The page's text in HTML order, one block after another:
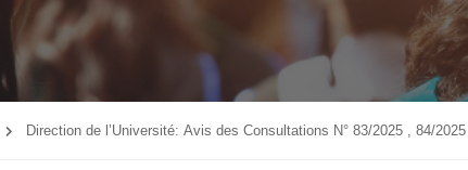
Direction de l’Université: Avis des Consultations N° 83/2025 , 84/2025